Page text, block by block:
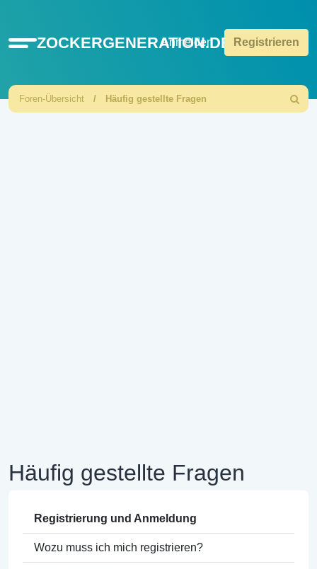
Schnellzugriff
ZOCKERGENERATION.DE
Anmelden Registrieren
Foren-Übersicht Häufig gestellte Fragen
Suche
Häufig gestellte Fragen
Registrierung und Anmeldung
Wozu muss ich mich registrieren?